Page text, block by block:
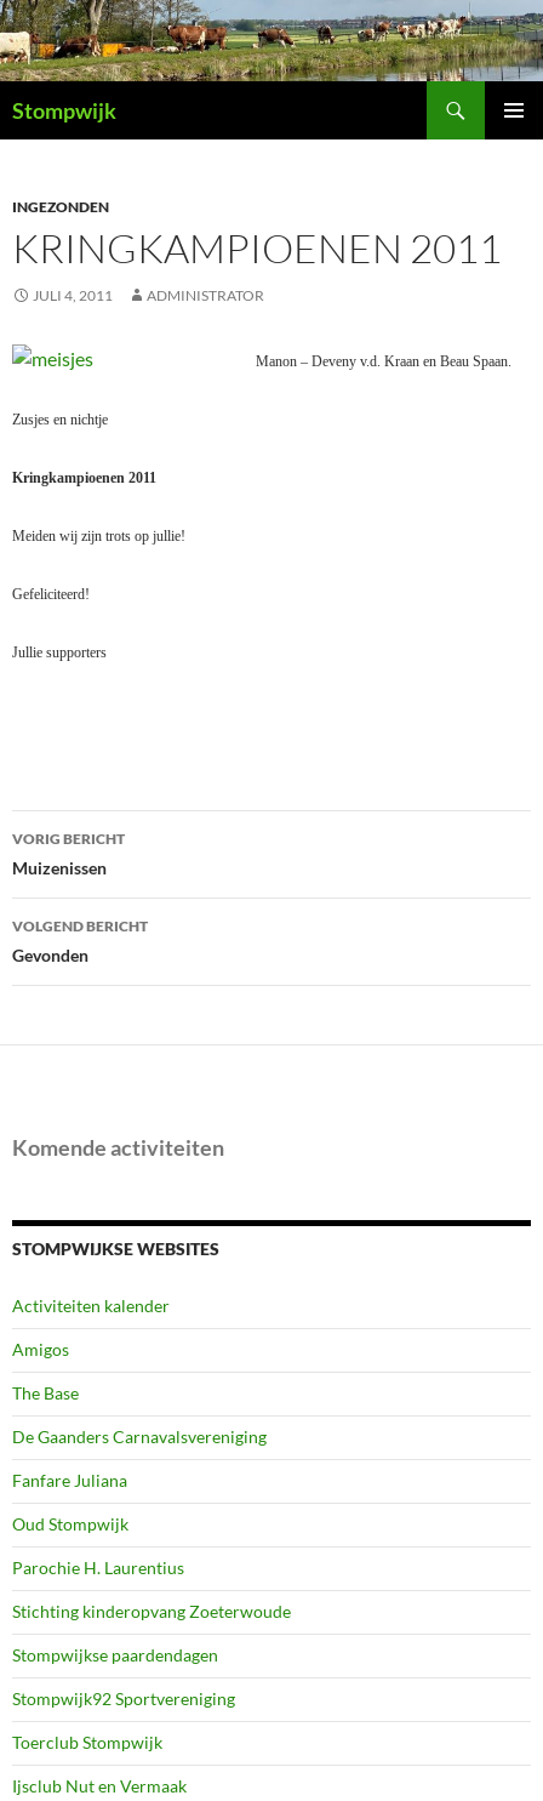
Ga
naar
de
inhoud
Stompwijk
INGEZONDEN
KRINGKAMPIOENEN 2011
JULI 4, 2011 ADMINISTRATOR
Manon – Deveny v.d. Kraan en Beau Spaan.
Zusjes en nichtje
Kringkampioenen 2011
Meiden wij zijn trots op jullie!
Gefeliciteerd!
Jullie supporters
Bericht
navigatie
VORIG BERICHT
Muizenissen
VOLGEND BERICHT
Gevonden
Komende activiteiten
STOMPWIJKSE WEBSITES
Activiteiten kalender
Amigos
The Base
De Gaanders Carnavalsvereniging
Fanfare Juliana
Oud Stompwijk
Parochie H. Laurentius
Stichting kinderopvang Zoeterwoude
Stompwijkse paardendagen
Stompwijk92 Sportvereniging
Toerclub Stompwijk
Ijsclub Nut en Vermaak